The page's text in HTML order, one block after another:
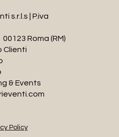
s.r.l.s | P.iva
Roma (RM)
Clienti
& Events
Policy